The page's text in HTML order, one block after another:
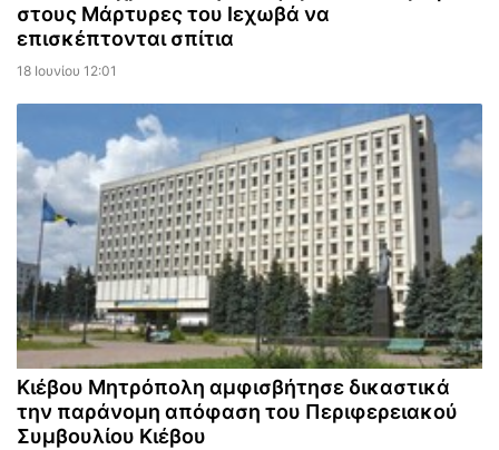
στους Μάρτυρες του Ιεχωβά να
επισκέπτονται σπίτια
18 Ιουνίου 12:01
Κιέβου Μητρόπολη αμφισβήτησε δικαστικά
την παράνομη απόφαση του Περιφερειακού
Συμβουλίου Κιέβου